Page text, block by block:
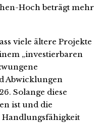
Hoch beträgt mehr
viele ältere Projekte
„investierbaren
Abwicklungen
Solange diese
ist und die